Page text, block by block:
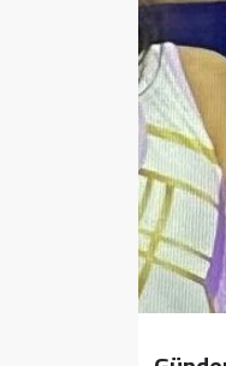
Resmi İlan
Resmi Reklam